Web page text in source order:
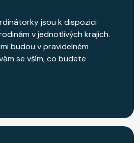
jsou k dispozici
v jednotlivých krajích.
budou v pravidelném
se vším, co budete